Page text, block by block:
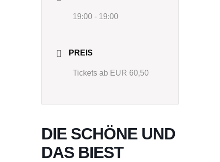
19:00 - 19:00
PREIS
Tickets ab EUR 60,50
DIE SCHÖNE UND
DAS BIEST